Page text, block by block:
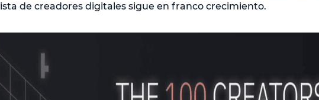
lista de creadores digitales sigue en franco crecimiento.